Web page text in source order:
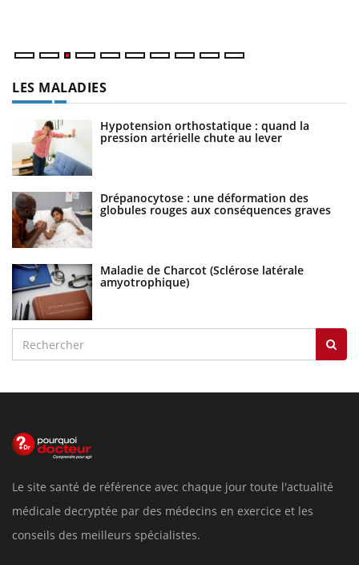
LES MALADIES
Hypotension orthostatique : quand la
pression artérielle chute au lever
Drépanocytose : une déformation des
globules rouges aux conséquences graves
Maladie de Charcot (Sclérose latérale
amyotrophique)
Le site santé de référence avec chaque jour toute l'actualité
médicale decryptée par des médecins en exercice et les
conseils des meilleurs spécialistes.